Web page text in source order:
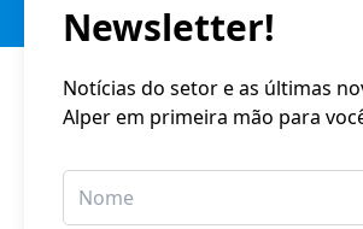
Newsletter!
Notícias do setor e as últimas
Alper em primeira mão para